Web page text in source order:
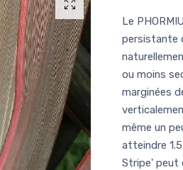
Le
persistante
ou moins
marginées
même un
atteindre
Stripe' peut